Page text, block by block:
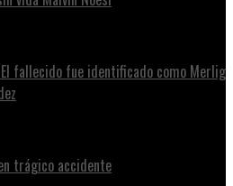
fallecido fue identificado como Merlig
trágico accidente